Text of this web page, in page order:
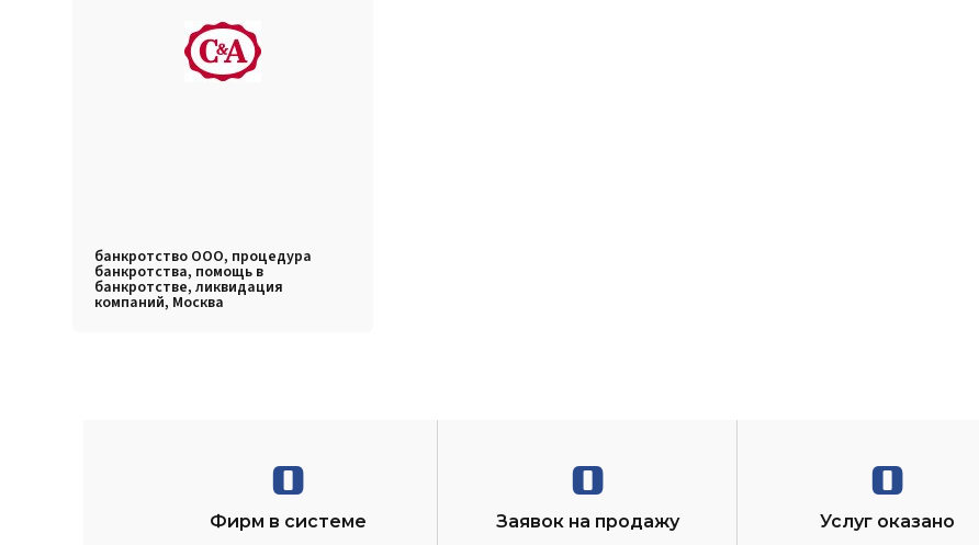
банкротство ООО, процедура
банкротства, помощь в
банкротстве, ликвидация
компаний, Москва
0
Фирм в системе
0
Заявок на продажу
0
Услуг оказано